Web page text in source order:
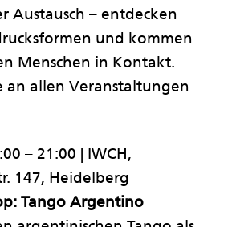
Austausch – entdecken
und kommen
Menschen in Kontakt.
an allen Veranstaltungen
– 21:00 | IWCH,
147, Heidelberg
Tango Argentino